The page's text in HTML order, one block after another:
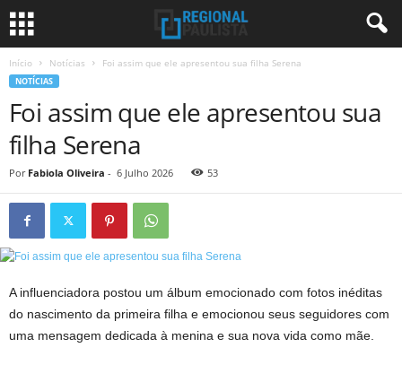
Início Notícias Foi assim que ele apresentou sua filha Serena
NOTÍCIAS
Foi assim que ele apresentou sua
filha Serena
Por Fabiola Oliveira - 6 Julho 2026 53
A influenciadora postou um álbum emocionado com fotos inéditas
do nascimento da primeira filha e emocionou seus seguidores com
uma mensagem dedicada à menina e sua nova vida como mãe.